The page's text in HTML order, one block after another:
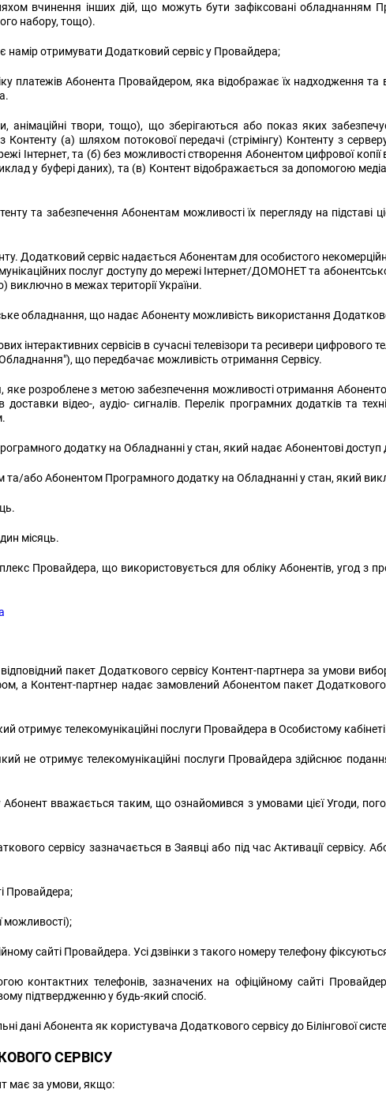
вчинення інших дій, що можуть бути зафіксовані обладнанням
набору, тощо).
намір отримувати Додатковий сервіс у Провайдера;
платежів Абонента Провайдером, яка відображає їх надходження та
анімаційні твори, тощо), що зберігаються або показ яких
Контенту (а) шляхом потокової передачі (стрімінгу) Контенту з
Інтернет, та (б) без можливості створення Абонентом цифрової копії
у буфері даних), та (в) Контент відображається за допомогою
та забезпечення Абонентам можливості їх перегляду на
Додатковий сервіс надається Абонентам для особистого
послуг доступу до мережі Інтернет/ДОМОНЕТ та
в межах території України.
обладнання, що надає Абоненту можливість використання
інтерактивних сервісів в сучасні телевізори та ресивери
що передбачає можливість отримання Сервісу.
яке розроблене з метою забезпечення можливості отримання
відео-, аудіо- сигналів. Перелік програмних додатків та
додатку на Обладнанні у стан, який надає Абонентові доступ
або Абонентом Програмного додатку на Обладнанні у стан, який
місяць.
Провайдера, що використовується для обліку Абонентів, угод з
пакет Додаткового сервісу Контент-партнера за умови
а Контент-партнер надає замовлений Абонентом пакет
отримує телекомунікаційні послуги Провайдера в Особистому
не отримує телекомунікаційні послуги Провайдера здійснює
Абонент вважається таким, що ознайомився з умовами цієї Угоди,
сервісу зазначається в Заявці або під час Активації сервісу.
Провайдера;
можливості);
сайті Провайдера. Усі дзвінки з такого номеру телефону фіксуються
контактних телефонів, зазначених на офіційному сайті
підтвердженню у будь-який спосіб.
дані Абонента як користувача Додаткового сервісу до Білінгової
СЕРВІСУ
має за умови, якщо: